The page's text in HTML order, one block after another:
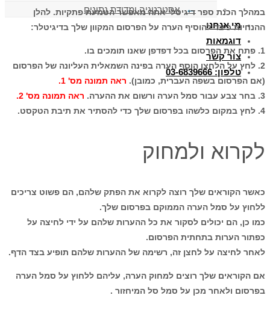
אסטרטגיה ומדידת נתונים
מי אנחנו
דוגמאות
צור קשר
טלפון: 03-6839666
במהלך הכנת ספר דיגיטלי אתה מאפשר הטמעת פתקיות. להלן
ההנחיות כיצד להוסיף הערה על הפרסום המקוון שלך בדיגיטלר:
1. פתח את הפרסום בכל דפדפן שאנו תומכים בו.
2. לחץ על הלחצן הוסף הערה בפינה השמאלית העליונה של הפרסום
(אם הפרסום בשפה העברית, כמובן). ראה תמונה מס' 1.
3. בחר צבע עבור סמל הערה ורשום את ההערה.
ראה תמונה מס' 2.
4. לחץ במקום כלשהו בפרסום שלך כדי להסתיר את תיבת הטקסט.
לקרוא ולמחוק
כאשר הקוראים שלך רוצה לקרוא את הפתק שלהם, הם פשוט צריכים
ללחוץ על סמל הערה הממוקם בפרסום שלך.
כמו כן, הם יכולים לסקור את כל ההערות שלהם על ידי לחיצה על
כפתור הערות בתחתית הפרסום.
לאחר לחיצה על לחצן זה, רשימה של ההערות שלהם תופיע בצד הדף.
אם הקוראים שלך רוצים למחוק הערה, עליהם ללחוץ על סמל הערה
בפרסום ולאחר מכן על סמל סל המיחזור .